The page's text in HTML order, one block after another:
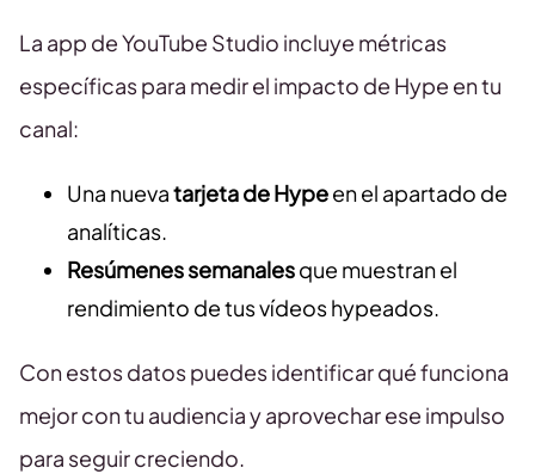
La app de YouTube Studio incluye métricas
específicas para medir el impacto de Hype en tu
canal:
Una nuevatarjeta de Hypeen el apartado de
analíticas.
Resúmenes semanalesque muestran el
rendimiento de tus vídeos hypeados.
Con estos datos puedes identificar qué funciona
mejor con tu audiencia y aprovechar ese impulso
para seguir creciendo.